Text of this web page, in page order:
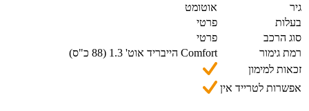
גיר
אוטומט
בעלות
פרטי
סוג הרכב
פרטי
רמת גימור
Comfort הייבריד אוט' 1.3 (88 כ"ס)
זכאות למימון
אפשרות לטרייד אין